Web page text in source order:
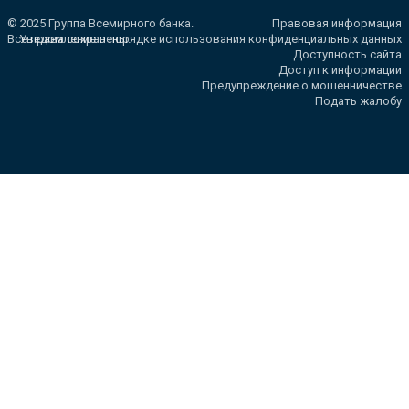
© 2025 Группа Всемирного банка.
Все права сохранены.
Правовая информация
Уведомление о порядке использования конфиденциальных данных
Доступность сайта
Доступ к информации
Предупреждение о мошенничестве
Подать жалобу